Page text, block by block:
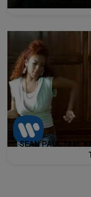
INNA feat.
SEAN PAUL feat.